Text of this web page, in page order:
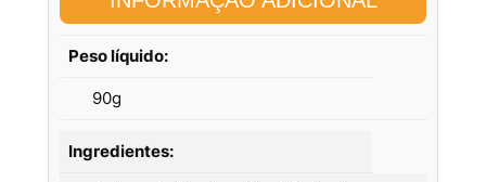
Peso líquido:
90g
Ingredientes: